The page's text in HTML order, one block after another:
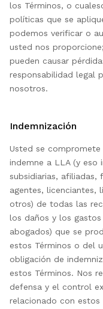
los Términos, o
políticas que se
podemos verificar o
usted nos
pueden causar
responsabilidad legal
nosotros.
Indemnización
Usted se
indemne a LLA (y eso
subsidiarias, afiliadas,
agentes, licenciantes,
otros) de todas las
los daños y los
abogados) que se
estos Términos o del
obligación de
estos Términos. Nos
defensa y el control
relacionado con estos